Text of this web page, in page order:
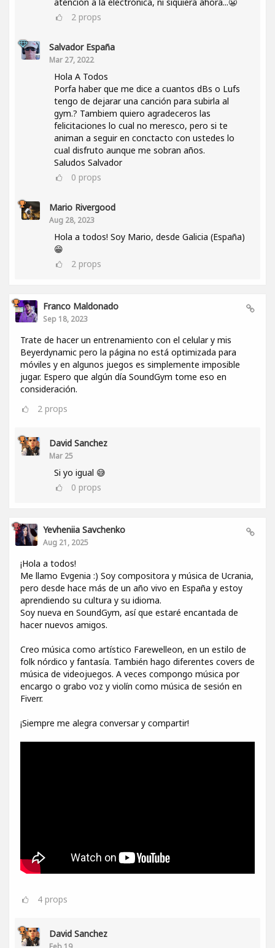
2 props
Salvador España
Mar 27, 2022
Hola A Todos
Porfa haber que me dice a cuantos dBs o Lufs
tengo de dejarar una canción para subirla al
gym.? Tambiem quiero agradeceros las
felicitaciones lo cual no meresco, pero si te
animan a seguir en conctacto con ustedes lo
cual disfruto aunque me sobran años.
Saludos Salvador
0 props
Mario Rivergood
Aug 28, 2023
Hola a todos! Soy Mario, desde Galicia (España)
😁
2 props
Franco Maldonado
Sep 18, 2023
Trate de hacer un entrenamiento con el celular y mis
Beyerdynamic pero la página no está optimizada para
móviles y en algunos juegos es simplemente imposible
jugar. Espero que algún día SoundGym tome eso en
consideración.
2 props
David Sanchez
Mar 25
Si yo igual 😅
0 props
Yevheniia Savchenko
Aug 21, 2025
¡Hola a todos!
Me llamo Evgenia :) Soy compositora y música de Ucrania,
pero desde hace más de un año vivo en España y estoy
aprendiendo su cultura y su idioma.
Soy nueva en SoundGym, así que estaré encantada de
hacer nuevos amigos.
Creo música como artístico Farewelleon, en un estilo de
folk nórdico y fantasía. También hago diferentes covers de
música de videojuegos. A veces compongo música por
encargo o grabo voz y violín como música de sesión en
Fiverr.
¡Siempre me alegra conversar y compartir!
4 props
David Sanchez